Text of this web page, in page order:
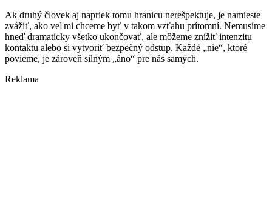
Ak druhý človek aj napriek tomu hranicu nerešpektuje, je namieste
zvážiť, ako veľmi chceme byť v takom vzťahu prítomní. Nemusíme
hneď dramaticky všetko ukončovať, ale môžeme znížiť intenzitu
kontaktu alebo si vytvoriť bezpečný odstup. Každé „nie“, ktoré
povieme, je zároveň silným „áno“ pre nás samých.
Reklama